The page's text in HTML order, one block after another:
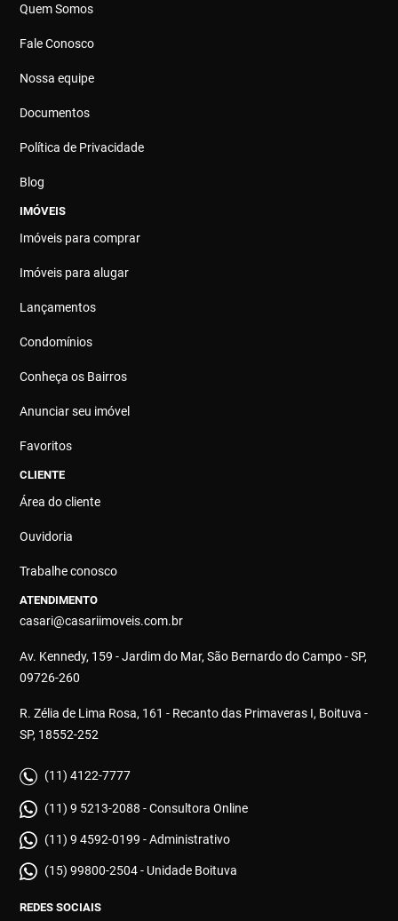
Quem Somos
Fale Conosco
Nossa equipe
Documentos
Política de Privacidade
Blog
IMÓVEIS
Imóveis para comprar
Imóveis para alugar
Lançamentos
Condomínios
Conheça os Bairros
Anunciar seu imóvel
Favoritos
CLIENTE
Área do cliente
Ouvidoria
Trabalhe conosco
ATENDIMENTO
casari@casariimoveis.com.br
Av. Kennedy, 159 - Jardim do Mar, São Bernardo do Campo - SP,
09726-260
R. Zélia de Lima Rosa, 161 - Recanto das Primaveras I, Boituva -
SP, 18552-252
(11) 4122-7777
(11) 9 5213-2088 - Consultora Online
(11) 9 4592-0199 - Administrativo
(15) 99800-2504 - Unidade Boituva
REDES SOCIAIS